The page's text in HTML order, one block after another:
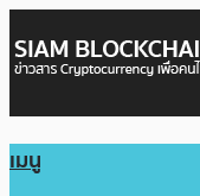
เมนู